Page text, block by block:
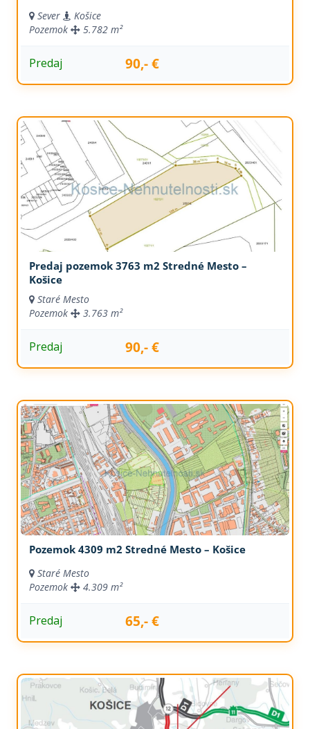
Sever
Košice
Pozemok
5.782 m²
Predaj 90,- €
Predaj pozemok 3763 m2 Stredné Mesto –
Košice
Staré Mesto
Pozemok
3.763 m²
Predaj 90,- €
Pozemok 4309 m2 Stredné Mesto – Košice
Staré Mesto
Pozemok
4.309 m²
Predaj 65,- €